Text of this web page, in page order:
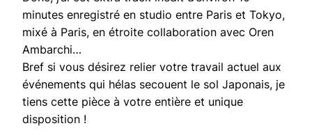
minutes enregistré en studio entre Paris et Tokyo,
mixé à Paris, en étroite collaboration avec Oren
Ambarchi…
Bref si vous désirez relier votre travail actuel aux
événements qui hélas secouent le sol Japonais, je
tiens cette pièce à votre entière et unique
disposition !